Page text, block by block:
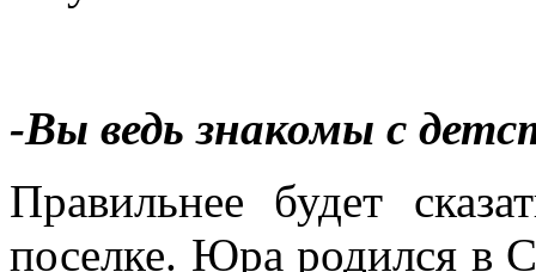
-Вы ведь знакомы с
Правильнее будет
поселке. Юра родился в